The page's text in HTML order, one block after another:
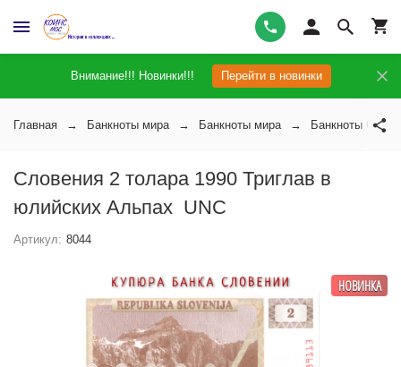
Внимание!!! Новинки!!! Перейти в новинки
Главная Банкноты мира Банкноты мира Банкноты
Словения 2 толара 1990 Триглав в
юлийских Альпах UNC
Артикул: 8044
НОВИНКА